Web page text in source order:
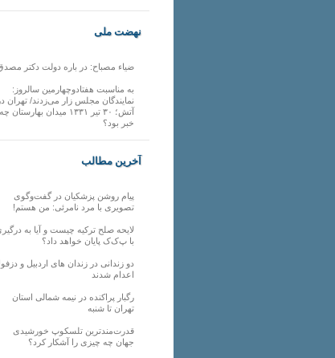
نهضت ملی
ضیاء مصباح: در باره دولت دکتر
به مناسبت هفتادوچهارمین سالروز:
نمایندگان مجلس زار می‌زدند/ تهران در
آتش؛ ۳۰ تیر ۱۳۳۱ میدان بهارستان چه
خبر بود؟
آخرین مطالب
پیام روشن پزشکیان در گفت‌و‌گوی
تصویری با مرد نامرئی: من هستم!
لایحه صلح ترکیه چیست و آیا به
با پ‌ک‌ک پایان خواهد داد؟
دو زندانی در زندان های اردبیل و
اعدام شدند
رگبار پراکنده در نیمه شمالی استان
تهران تا شنبه
قدرت‌مندترین تلسکوپ خورشیدی
جهان چه چیزی را آشکار کرد؟